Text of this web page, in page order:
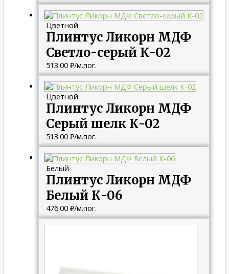
Цветной
Плинтус Ликорн МДФ
Светло-серый К-02
513.00 ₽/м.пог.
Цветной
Плинтус Ликорн МДФ
Серый шелк К-02
513.00 ₽/м.пог.
Белый
Плинтус Ликорн МДФ
Белый К-06
476.00 ₽/м.пог.